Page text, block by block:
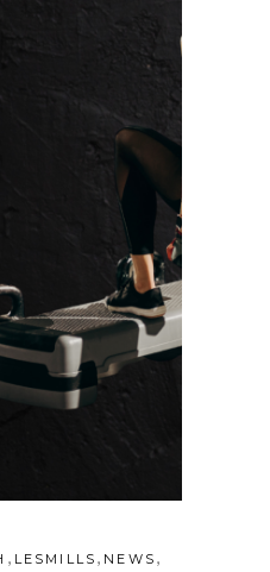
, LESMILLS , NEWS ,